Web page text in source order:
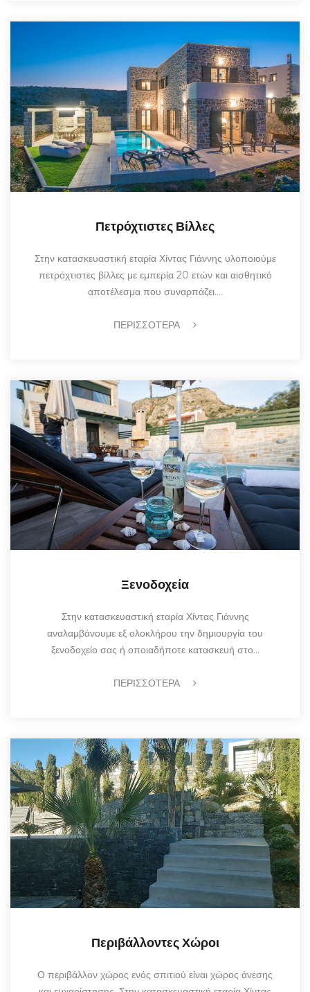
Πετρόχτιστες Βίλλες
Στην κατασκευαστική εταρία Χίντας Γιάννης υλοποιούμε
πετρόχτιστες βίλλες με εμπερία 20 ετών και αισθητικό
αποτέλεσμα που συναρπάζει.…
ΠΕΡΙΣΣΟΤΕΡΑ
Ξενοδοχεία
Στην κατασκευαστική εταρία Χίντας Γιάννης
αναλαμβάνουμε εξ ολοκλήρου την δημιουργία του
ξενοδοχείο σας ή οποιαδήποτε κατασκευή στο…
ΠΕΡΙΣΣΟΤΕΡΑ
Περιβάλλοντες Χώροι
Ο περιβάλλον χώρος ενός σπιτιού είναι χώρος άνεσης